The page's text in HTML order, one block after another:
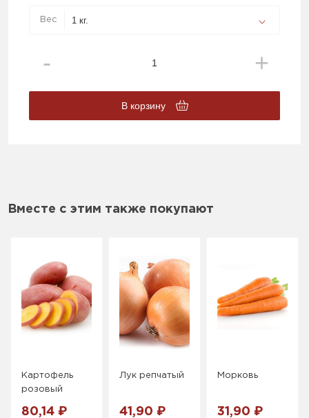
Вес
В корзину
Вместе с этим также покупают
Картофель
розовый
80,14 ₽
Лук репчатый
41,90 ₽
Морковь
31,90 ₽